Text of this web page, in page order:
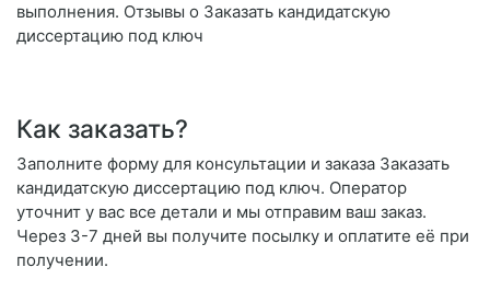
выполнения. Отзывы о Заказать кандидатскую
диссертацию под ключ
Как заказать?
Заполните форму для консультации и заказа Заказать
кандидатскую диссертацию под ключ. Оператор
уточнит у вас все детали и мы отправим ваш заказ.
Через 3-7 дней вы получите посылку и оплатите её при
получении.